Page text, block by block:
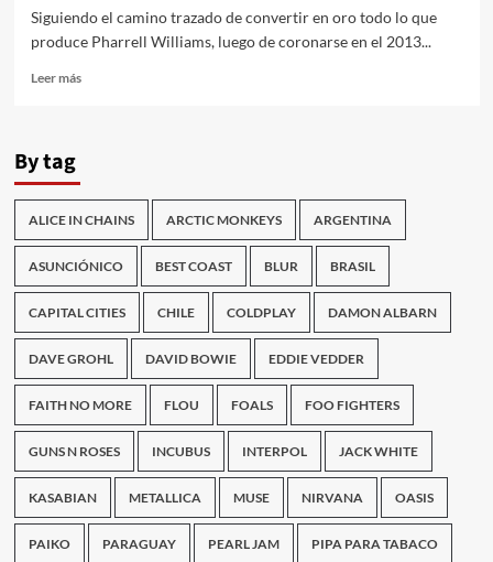
Siguiendo el camino trazado de convertir en oro todo lo que
produce Pharrell Williams, luego de coronarse en el 2013...
Leer másLeer
ecológico
Pharrell
Williams
By tag
ALICE IN CHAINS ARCTIC MONKEYS ARGENTINA
ASUNCIÓNICO BEST COAST BLUR BRASIL
CAPITAL CITIES CHILE COLDPLAY DAMON ALBARN
DAVE GROHL DAVID BOWIE EDDIE VEDDER
FAITH NO MORE FLOU FOALS FOO FIGHTERS
GUNS N ROSES INCUBUS INTERPOL JACK WHITE
KASABIAN METALLICA MUSE NIRVANA OASIS
PAIKO PARAGUAY PEARL JAM PIPA PARA TABACO